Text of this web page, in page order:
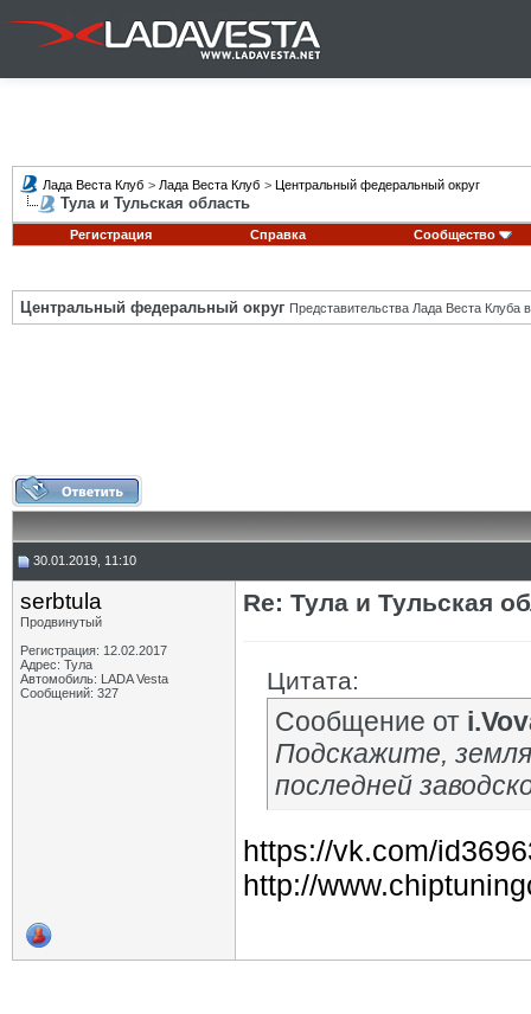
Лада Веста Клуб > Лада Веста Клуб > Центральный федеральный округ
Тула и Тульская область
Регистрация Справка Сообщество
Центральный федеральный округ Представительства Лада Веста Клуба
30.01.2019, 11:10
serbtula
Продвинутый
Регистрация: 12.02.2017
Адрес: Тула
Автомобиль: LADA Vesta
Сообщений: 327
Re: Тула и Тульская
Цитата:
Сообщение от
Подскажите,
последней
https://vk.com/
http://